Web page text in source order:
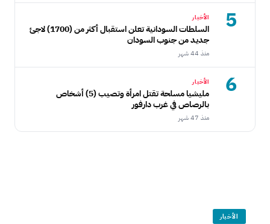
5 الأخبار
السلطات السودانية تعلن استقبال أكثر من (1700) لاجئ
جديد من جنوب السودان
منذ 44 شهر
6 الأخبار
مليشيا مسلحة تقتل امرأة وتصيب (5) أشخاص
بالرصاص في غرب دارفور
منذ 47 شهر
الأخبار